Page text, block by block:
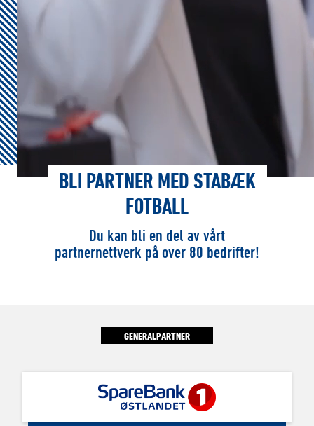
BLI PARTNER MED STABÆK
FOTBALL
Du kan bli en del av vårt
partnernettverk på over 80 bedrifter!
GENERALPARTNER